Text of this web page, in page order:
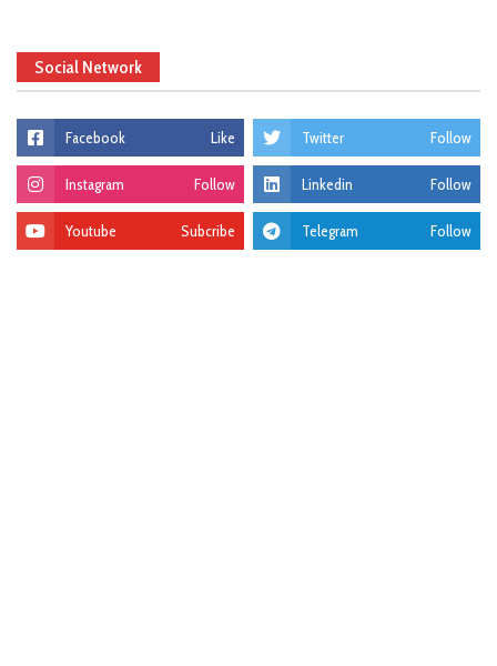
Social Network
Facebook Like Twitter Follow
Instagram Follow Linkedin Follow
Youtube Subcribe Telegram Follow